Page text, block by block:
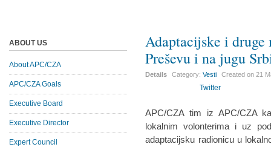
Adaptacijske i
Preševu i na jugu
Details Category:Vesti Created on21
Twitter
APC/CZA tim iz APC/CZA
lokalnim volonterima i uz
adaptacijsku radionicu u
ABOUT US
About APC/CZA
APC/CZA Goals
Executive Board
Executive Director
Expert Council